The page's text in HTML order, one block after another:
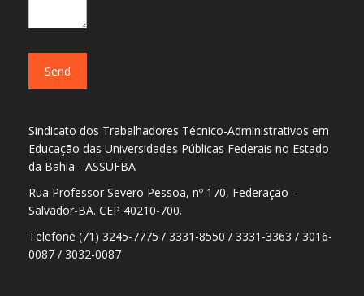
Sindicato dos Trabalhadores Técnico-Administrativos em
Educação das Universidades Públicas Federais no Estado
da Bahia - ASSUFBA
Rua Professor Severo Pessoa, nº 170, Federação -
Salvador-BA. CEP 40210-700.
Telefone (71) 3245-7775 / 3331-8550 / 3331-3363 / 3016-
0087 / 3032-0087